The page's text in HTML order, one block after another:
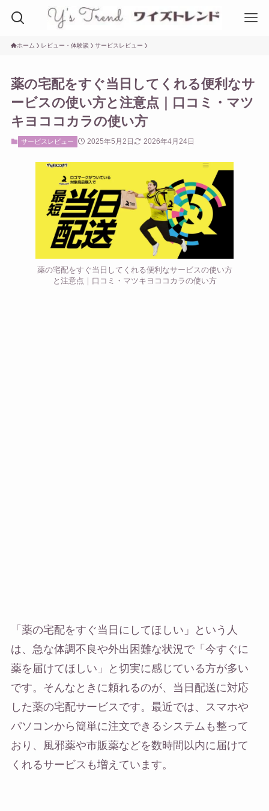
ホーム レビュー・体験談 サービスレビュー
薬の宅配をすぐ当日してくれる便利なサ
ービスの使い方と注意点｜口コミ・マツ
キヨココカラの使い方
サービスレビュー 2025年5月2日 2026年4月24日
薬の宅配をすぐ当日してくれる便利なサービスの使い方
と注意点｜口コミ・マツキヨココカラの使い方
「薬の宅配をすぐ当日にしてほしい」という人
は、急な体調不良や外出困難な状況で「今すぐに
薬を届けてほしい」と切実に感じている方が多い
です。そんなときに頼れるのが、当日配送に対応
した薬の宅配サービスです。最近では、スマホや
パソコンから簡単に注文できるシステムも整って
おり、風邪薬や市販薬などを数時間以内に届けて
くれるサービスも増えています。